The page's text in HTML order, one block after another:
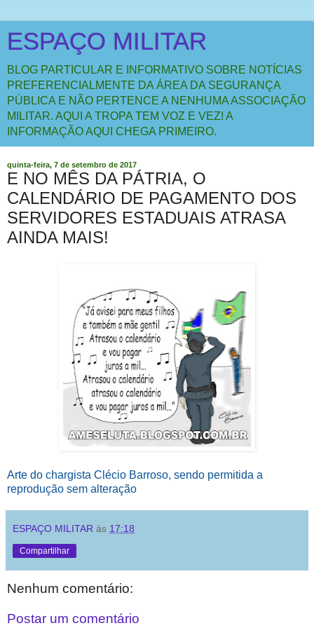
ESPAÇO MILITAR
BLOG PARTICULAR E INFORMATIVO SOBRE NOTÍCIAS
PREFERENCIALMENTE DA ÁREA DA SEGURANÇA
PÚBLICA E NÃO PERTENCE A NENHUMA ASSOCIAÇÃO
MILITAR. AQUI A TROPA TEM VOZ E VEZ! A
INFORMAÇÃO AQUI CHEGA PRIMEIRO.
quinta-feira, 7 de setembro de 2017
E NO MÊS DA PÁTRIA, O
CALENDÁRIO DE PAGAMENTO DOS
SERVIDORES ESTADUAIS ATRASA
AINDA MAIS!
Arte do chargista Clécio Barroso, sendo permitida a
reprodução sem alteração
ESPAÇO MILITAR às 17:18
Compartilhar
Nenhum comentário:
Postar um comentário